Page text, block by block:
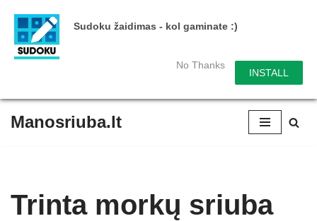
Sudoku žaidimas - kol gaminate :)
No Thanks
INSTALL
content
Manosriuba.lt
Trinta morkų sriuba